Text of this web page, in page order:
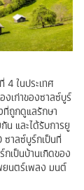
ในประเทศ
งเก่าของซาลซ์บูร์
ที่ถูกดูแลรักษา
น และได้รับการยู
ซาลซ์บูร์กเป็นที่
เป็นบ้านเกิดของ
ยนตร์เพลง มนต์